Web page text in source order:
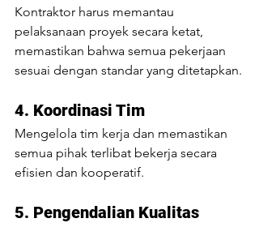
Kontraktor harus memantau
pelaksanaan proyek secara ketat,
memastikan bahwa semua pekerjaan
sesuai dengan standar yang ditetapkan.
4. Koordinasi Tim
Mengelola tim kerja dan memastikan
semua pihak terlibat bekerja secara
efisien dan kooperatif.
5. Pengendalian Kualitas